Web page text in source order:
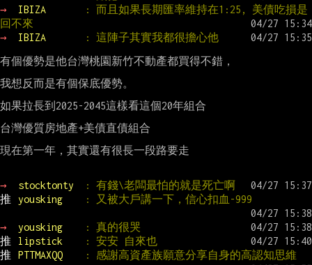
→
IBIZA
: 而且如果長期匯率維持在1:25, 美債吃損是
回不來
→
IBIZA
: 這陣子其實我都很擔心他
有個優勢是他台灣桃園新竹不動產都買得不錯，
我想反而是有個保底優勢。
如果拉長到2025-2045這樣看這個20年組合
台灣優質房地產+美債直債組合
現在第一年，其實還有很長一段路要走
→ stocktonty
: 有錢\老闆最怕的就是死亡啊
推
yousking : 又被大戶講一下，信心扣血-999
→ yousking
: 真的很哭
推
lipstick
: 安安 自來也
推
PTTMAXQQ : 感謝高資產族願意分享自身的高認知思維